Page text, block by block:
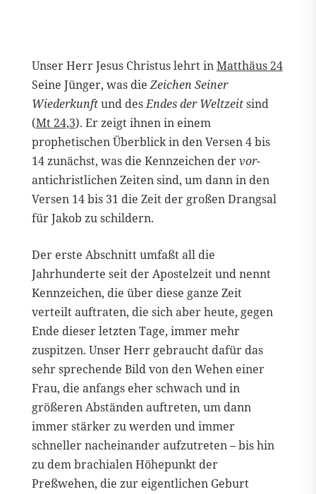
Unser Herr Jesus Christus lehrt inMatthäus 24
Seine Jünger, was dieZeichen Seiner
Wiederkunftund desEndes der Weltzeitsind
(Mt 24,3). Er zeigt ihnen in einem
prophetischen Überblick in den Versen 4 bis
14 zunächst, was die Kennzeichen dervor-
antichristlichen Zeiten sind, um dann in den
Versen 14 bis 31 die Zeit der großen Drangsal
für Jakob zu schildern.
Der erste Abschnitt umfaßt all die
Jahrhunderte seit der Apostelzeit und nennt
Kennzeichen, die über diese ganze Zeit
verteilt auftraten, die sich aber heute, gegen
Ende dieser letzten Tage, immer mehr
zuspitzen. Unser Herr gebraucht dafür das
sehr sprechende Bild von den Wehen einer
Frau, die anfangs eher schwach und in
größeren Abständen auftreten, um dann
immer stärker zu werden und immer
schneller nacheinander aufzutreten – bis hin
zu dem brachialen Höhepunkt der
Preßwehen, die zur eigentlichen Geburt